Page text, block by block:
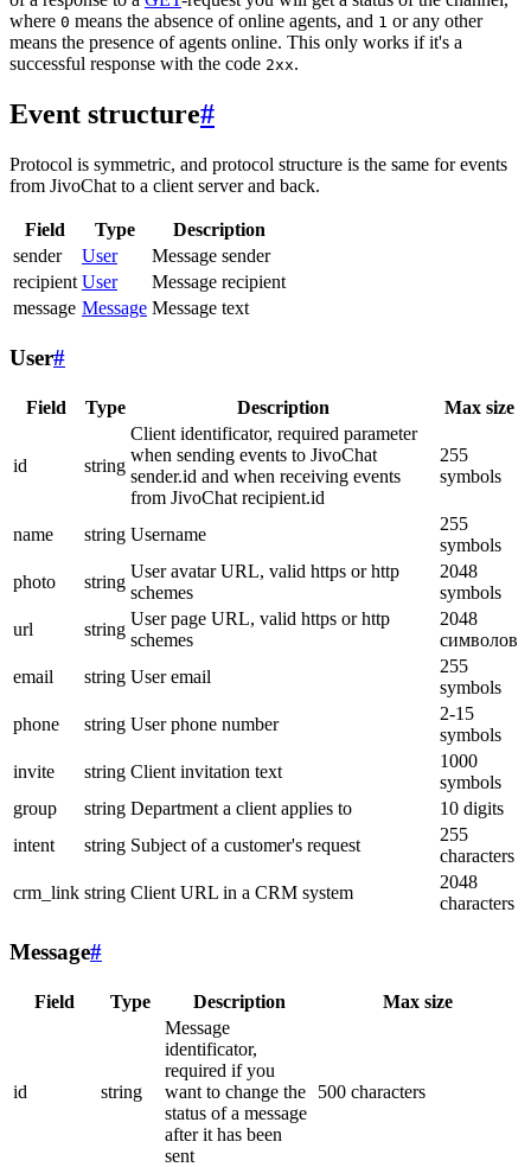
where 0 means the absence of online agents, and 1 or any other
means the presence of agents online. This only works if it's a
successful response with the code 2xx.
Event structure#
Protocol is symmetric, and protocol structure is the same for events
from JivoChat to a client server and back.
Field Type
Description
sender
User
Message sender
recipient User
Message recipient
message Message Message text
User#
Field Type Description Max size
id string
Client identificator, required parameter
when sending events to JivoChat
sender.id and when receiving events
from JivoChat recipient.id
255
symbols
name string Username
255
symbols
photo
string
User avatar URL, valid https or http
schemes
2048
symbols
url
string
User page URL, valid https or http
schemes
2048
символов
email
string User email
255
symbols
phone
string User phone number
2-15
symbols
invite
string Client invitation text
1000
symbols
group
string Department a client applies to
10 digits
intent
string Subject of a customer's request
255
characters
crm_link string Client URL in a CRM system
2048
characters
Message#
Field Type Description Max size
id string
Message
identificator,
required if you
want to change the
status of a message
after it has been
sent
500 characters